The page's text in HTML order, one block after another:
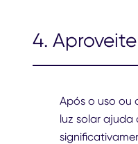
4.
Após o uso ou
luz solar